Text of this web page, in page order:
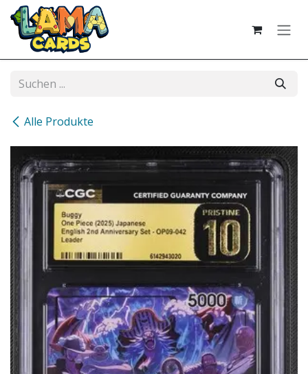
Zum Inhalt springen
Alle Produkte